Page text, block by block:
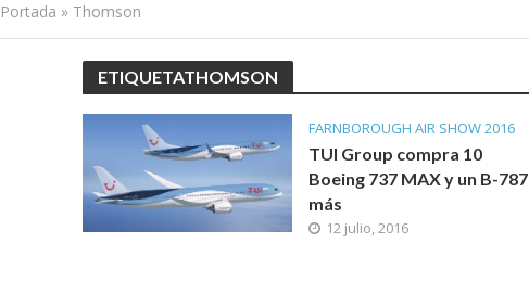
Portada » Thomson
ETIQUETATHOMSON
FARNBOROUGH AIR SHOW 2016
TUI Group compra 10
Boeing 737 MAX y un B-787
más
12 julio, 2016